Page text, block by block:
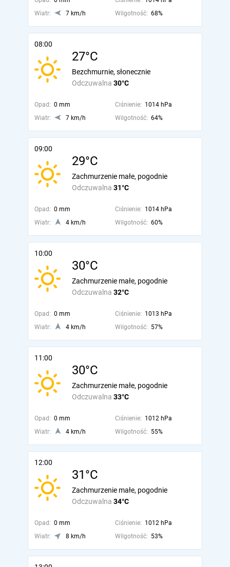
Wiatr:
7 km/h Wilgotność: 68%
08:00
27°C
Odczuwalna 30°C
Bezchmurnie, słonecznie
Opad: 0 mm Ciśnienie: 1014 hPa
Wiatr:
7 km/h Wilgotność: 64%
09:00
29°C
Odczuwalna 31°C
Zachmurzenie małe, pogodnie
Opad: 0 mm Ciśnienie: 1014 hPa
Wiatr:
4 km/h Wilgotność: 60%
10:00
30°C
Odczuwalna 32°C
Zachmurzenie małe, pogodnie
Opad: 0 mm Ciśnienie: 1013 hPa
Wiatr:
4 km/h Wilgotność: 57%
11:00
30°C
Odczuwalna 33°C
Zachmurzenie małe, pogodnie
Opad: 0 mm Ciśnienie: 1012 hPa
Wiatr:
4 km/h Wilgotność: 55%
12:00
31°C
Odczuwalna 34°C
Zachmurzenie małe, pogodnie
Opad: 0 mm Ciśnienie: 1012 hPa
Wiatr:
8 km/h Wilgotność: 53%